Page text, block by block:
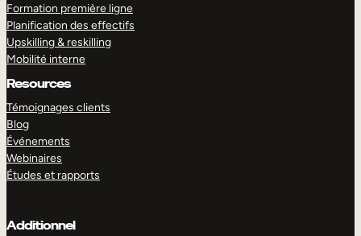
Formation première ligne
Planification des effectifs
Upskilling & reskilling
Mobilité interne
Resources
Témoignages clients
Blog
Événements
Webinaires
Études et rapports
Additionnel